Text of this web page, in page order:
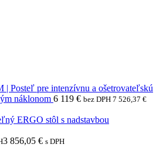
Posteľ pre intenzívnu a ošetrovateľskú
náklonom 6 119 € bez DPH 7 526,37 €
ERGO stôl s nadstavbou
3 856,05 € s DPH